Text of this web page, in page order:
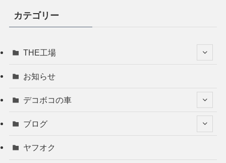
カテゴリー
THE工場
お知らせ
デコボコの車
ブログ
ヤフオク